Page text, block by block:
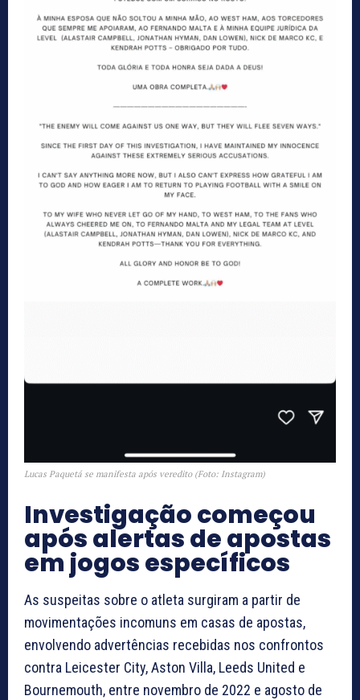
Lucas Paquetá se manifesta após veredito (Foto: Instagram)
Investigação começou
após alertas de apostas
em jogos específicos
As suspeitas sobre o atleta surgiram a partir de
movimentações incomuns em casas de apostas,
envolvendo advertências recebidas nos confrontos
contra Leicester City, Aston Villa, Leeds United e
Bournemouth, entre novembro de 2022 e agosto de